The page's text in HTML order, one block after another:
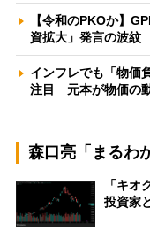
【令和のPKOか】
資拡大」発言の波
インフレでも「物価
注目 元本が物価の
森口亮「まるわ
「キ
投資家